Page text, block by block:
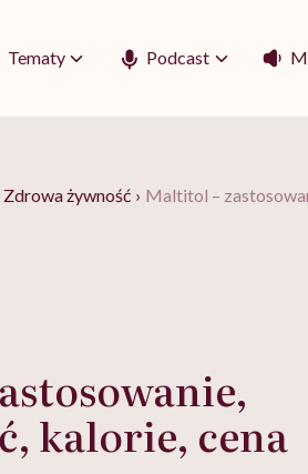
Tematy Podcast
Zdrowa żywność › Maltitol –
kalorie, cena